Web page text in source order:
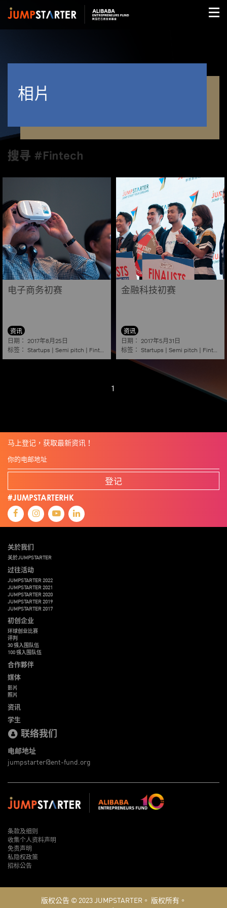
相片
搜寻 #Fintech
电子商务初赛
资讯
日期： 2017年8月25日
标签： Startups | Semi pitch | Fintech |E commerce
金融科技初赛
资讯
日期： 2017年5月31日
标签： Startups | Semi pitch | Fintech
1
马上登记，获取最新资讯！
登记
#JUMPSTARTERHK
关於我们
关於JUMPSTARTER
过往活动
JUMPSTARTER 2022
JUMPSTARTER 2021
JUMPSTARTER 2020
JUMPSTARTER 2019
JUMPSTARTER 2017
初创企业
环球创业比赛
评判
30 强入围队伍
100 强入围队伍
合作夥伴
媒体
影片
照片
资讯
学生
联络我们
电邮地址
jumpstarter@ent-fund.org
条款及细则
收集个人资料声明
免责声明
私隐权政策
招标公告
版权公告 © 2023JUMPSTARTER。 版权所有。